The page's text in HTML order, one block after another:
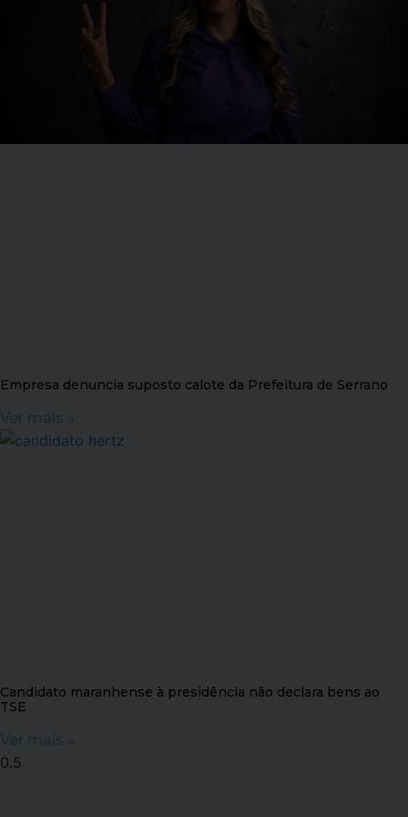
Empresa denuncia suposto calote da Prefeitura de Serrano
Ver mais »
Candidato maranhense à presidência não declara bens ao
TSE
Ver mais »